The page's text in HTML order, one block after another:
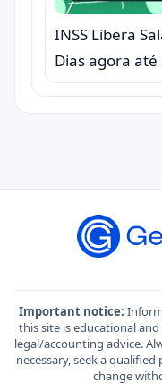
INSS Libera
Dias agora até
Important notice:
this site is educational
legal/accounting advice.
necessary, seek a
change